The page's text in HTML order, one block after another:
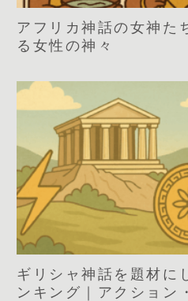
アフリカ神話の女神た
る女性の神々
ギリシャ神話を題材に
ンキング｜アクション